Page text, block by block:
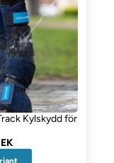
Kylskydd för